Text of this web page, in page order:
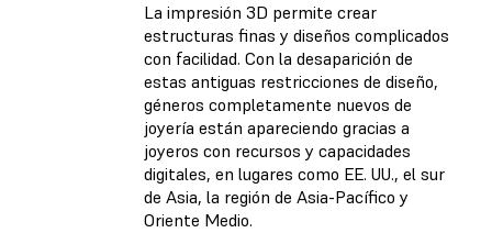
La impresión 3D permite crear
estructuras finas y diseños complicados
con facilidad. Con la desaparición de
estas antiguas restricciones de diseño,
géneros completamente nuevos de
joyería están apareciendo gracias a
joyeros con recursos y capacidades
digitales, en lugares como EE. UU., el sur
de Asia, la región de Asia-Pacífico y
Oriente Medio.